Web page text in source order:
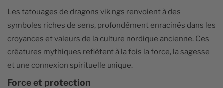
Les tatouages de dragons vikings renvoient à des
symboles riches de sens, profondément enracinés dans les
croyances et valeurs de la culture nordique ancienne. Ces
créatures mythiques reflètent à la fois la force, la sagesse
et une connexion spirituelle unique.
Force et protection